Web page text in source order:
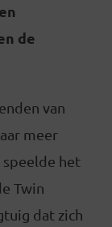
de
van
meer
speelde het
Twin
dat zich